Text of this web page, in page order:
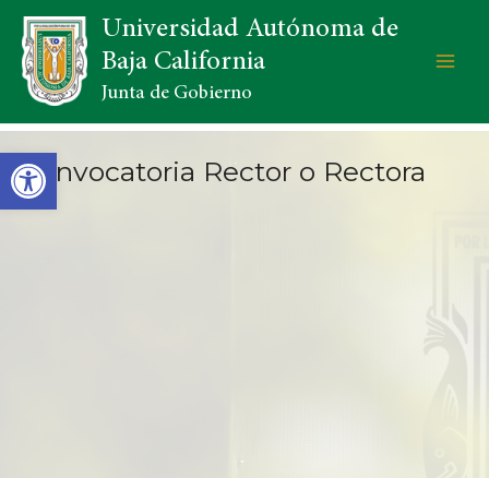
Open toolbar
Universidad Autónoma de
Baja California
Junta de Gobierno
Convocatoria Rector o Rectora